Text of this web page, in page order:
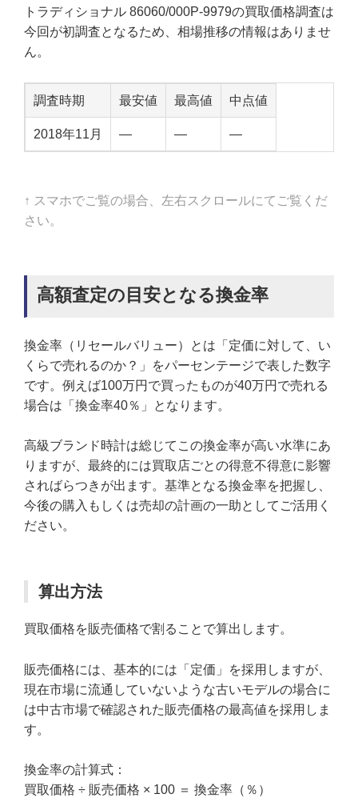
トラディショナル 86060/000P-9979の買取価格調査は
今回が初調査となるため、相場推移の情報はありませ
ん。
調査時期 最安値 最高値 中点値
2018年11月 — — —
↑ スマホでご覧の場合、左右スクロールにてご覧くだ
さい。
高額査定の目安となる換金率
換金率（リセールバリュー）とは「定価に対して、い
くらで売れるのか？」をパーセンテージで表した数字
です。例えば100万円で買ったものが40万円で売れる
場合は「換金率40％」となります。
高級ブランド時計は総じてこの換金率が高い水準にあ
りますが、最終的には買取店ごとの得意不得意に影響
さればらつきが出ます。基準となる換金率を把握し、
今後の購入もしくは売却の計画の一助としてご活用く
ださい。
算出方法
買取価格を販売価格で割ることで算出します。
販売価格には、基本的には「定価」を採用しますが、
現在市場に流通していないような古いモデルの場合に
は中古市場で確認された販売価格の最高値を採用しま
す。
換金率の計算式：
買取価格 ÷ 販売価格 × 100 ＝ 換金率（％）